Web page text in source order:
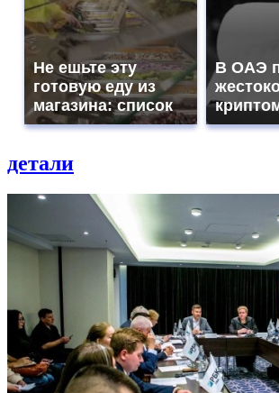
Не ешьте эту
готовую еду из
магазина: список
В ОАЭ
детали